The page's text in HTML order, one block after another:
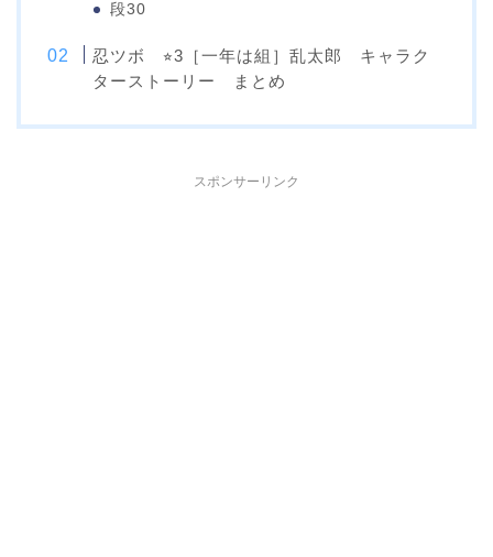
段30
忍ツボ ⭐︎3［一年は組］乱太郎 キャラク
ターストーリー まとめ
スポンサーリンク